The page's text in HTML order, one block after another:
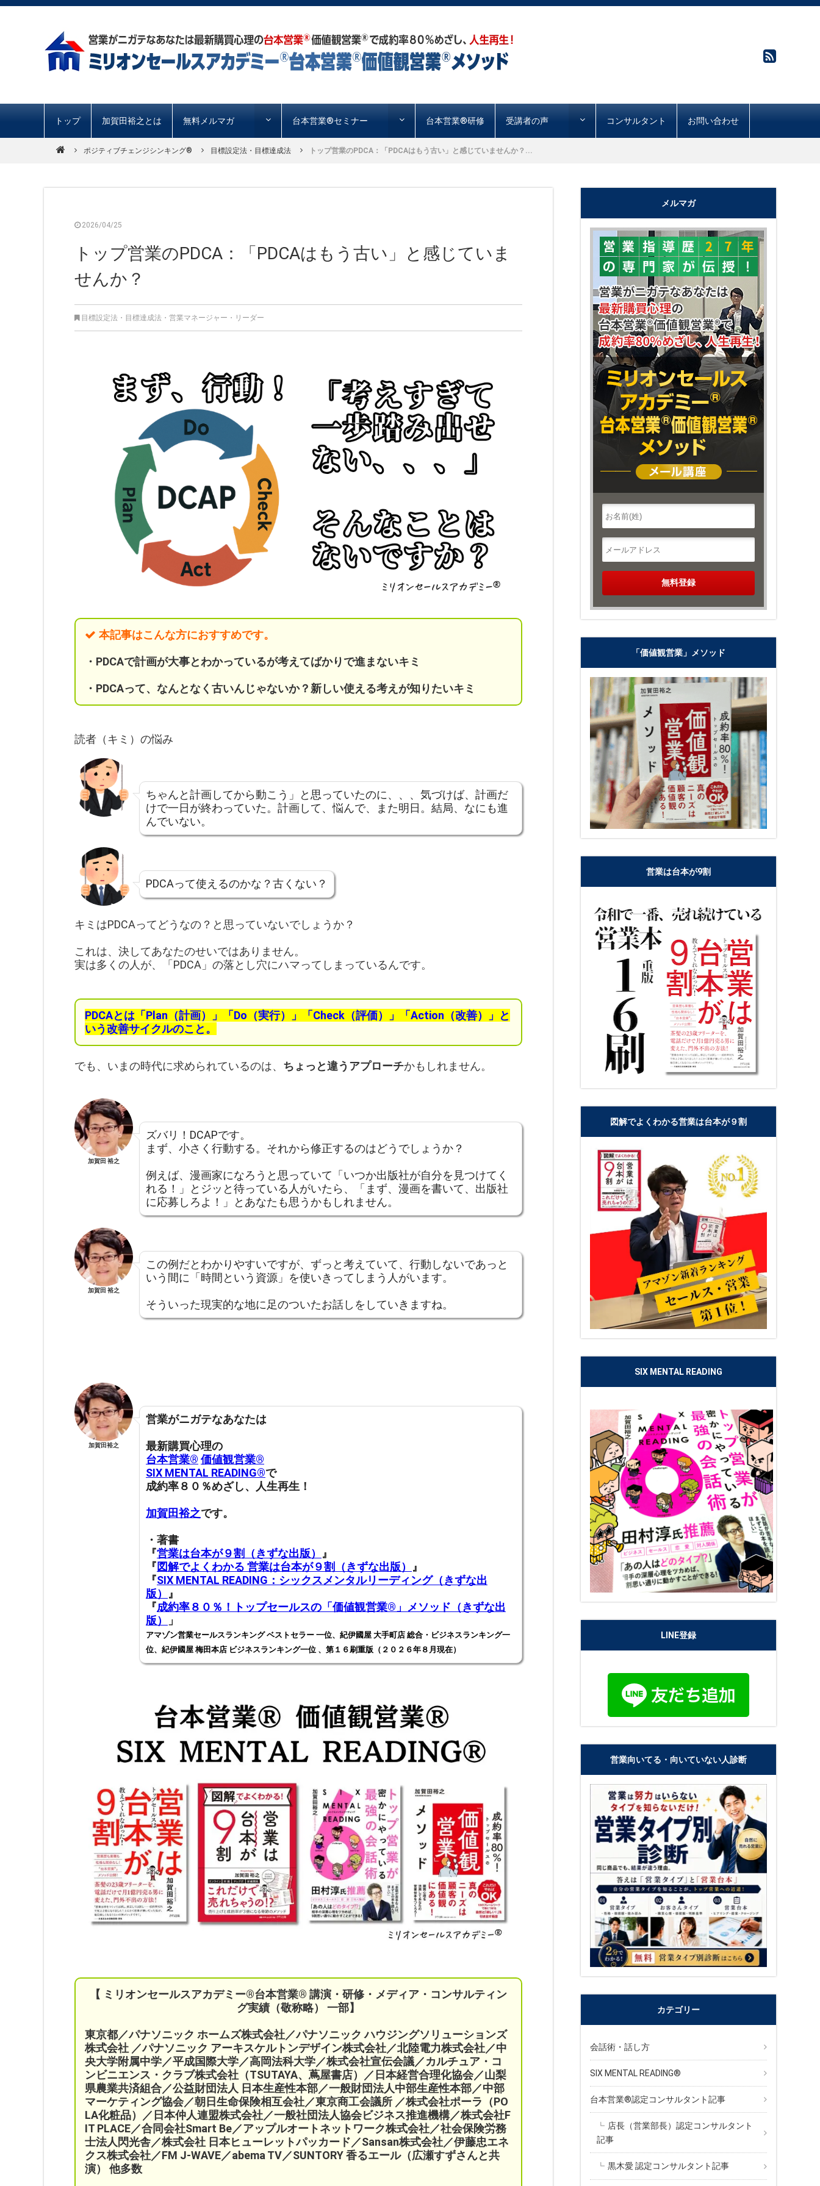
トップ 加賀田裕之とは 無料メルマガ 台本営業®︎セミナー 台本営業®︎研修 受講者の声 コンサルタント お問い合わせ
ポジティブチェンジシンキング®️ 目標設定法・目標達成法 トップ営業のPDCA：「PDCAはもう古い」と感じていませんか？...
2026/04/25
トップ営業のPDCA：「PDCAはもう古い」と感じていま
せんか？
目標設定法・目標達成法 ・ 営業マネージャー・リーダー
本記事はこんな方におすすめです。
・PDCAで計画が大事とわかっているが考えてばかりで進まないキミ
・PDCAって、なんとなく古いんじゃないか？新しい使える考えが知りたいキミ
読者（キミ）の悩み
ちゃんと計画してから動こう」と思っていたのに、、、気づけば、計画だ
けで一日が終わっていた。計画して、悩んで、また明日。結局、なにも進
んでいない。
PDCAって使えるのかな？古くない？
キミはPDCAってどうなの？と思っていないでしょうか？
これは、決してあなたのせいではありません。
実は多くの人が、「PDCA」の落とし穴にハマってしまっているんです。
PDCAとは「Plan（計画）」「Do（実行）」「Check（評価）」「Action（改善）」と
いう改善サイクルのこと 。
でも、いまの時代に求められているのは、 ちょっと違うアプローチかもしれません。
加賀田 裕之
ズバリ！DCAPです。
まず、小さく行動する。それから修正するのはどうでしょうか？
例えば、漫画家になろうと思っていて「いつか出版社が自分を見つけてく
れる！」とジッと待っている人がいたら、「まず、漫画を書いて、出版社
に応募しろよ！」とあなたも思うかもしれません。
加賀田 裕之
この例だとわかりやすいですが、ずっと考えていて、行動しないであっと
いう間に「時間という資源」を使いきってしまう人がいます。
そういった現実的な地に足のついたお話しをしていきますね。
加賀田裕之
営業がニガテなあなたは
最新購買心理の
台本営業®︎ 価値観営業®︎
SIX MENTAL READING®︎で
成約率８０％めざし、人生再生！
加賀田裕之です。
・著書
『営業は台本が９割（きずな出版）
』
『図解でよくわかる 営業は台本が９割（きずな出版）
』
『SIX MENTAL READING：シックスメンタルリーディング（きずな出
版）
』
『成約率８０％！トップセールスの「価値観営業®️」メソッド（きずな出
版）
」
アマゾン営業セールスランキング ベストセラー 一位、紀伊國屋 大手町店 総合・ビジネスランキング一
位、紀伊國屋 梅田本店 ビジネスランキング一位 、第１６刷重版（２０２６年８月現在）
【 ミリオンセールスアカデミー®︎台本営業®︎ 講演・研修・メディア・コンサルティン
グ実績（敬称略） 一部】
東京都／パナソニック ホームズ株式会社／パナソニック ハウジングソリューションズ
株式会社 ／パナソニック アーキスケルトンデザイン株式会社／北陸電力株式会社／中
央大学附属中学／平成国際大学／高岡法科大学／株式会社宣伝会議／カルチュア・コ
ンビニエンス・クラブ株式会社（TSUTAYA、蔦屋書店）／ 日本経営合理化協会／山梨
県農業共済組合／公益財団法人 日本生産性本部／一般財団法人中部生産性本部／中部
マーケティング協会／朝日生命保険相互会社／東京商工会議所 ／株式会社ポーラ（PO
LA化粧品） ／日本仲人連盟株式会社／一般社団法人協会ビジネス推進機構／株式会社F
IT PLACE／合同会社Smart Be／アップルオートネットワーク株式会社／社会保険労務
士法人閃光舎／株式会社 日本ヒューレットパッカード／Sansan株式会社／伊藤忠エネ
クス株式会社／FM J-WAVE／abema TV／SUNTORY 香るエール（広瀬すずさんと共
演） 他多数
メルマガ
「価値観営業」メソッド
営業は台本が9割
図解でよくわかる営業は台本が９割
SIX MENTAL READING
LINE登録
営業向いてる・向いていない人診断
カテゴリー
会話術・話し方
SIX MENTAL READING®︎
台本営業®︎認定コンサルタント記事
店長（営業部長）認定コンサルタント
記事
黒木愛 認定コンサルタント記事